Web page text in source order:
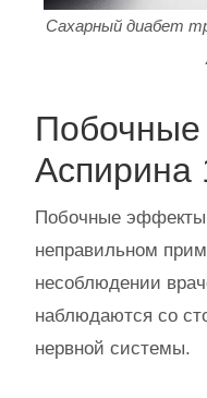
Сахарный диабет
Побочные
Аспирина
Побочные эффекты
неправильном
несоблюдении
наблюдаются со
нервной системы.